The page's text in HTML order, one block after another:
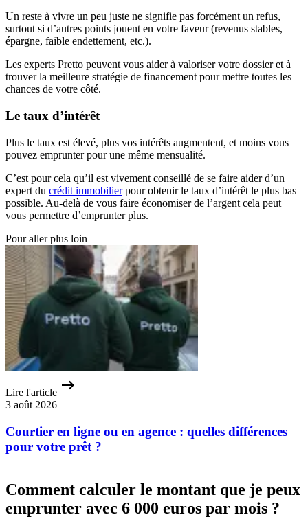
Un reste à vivre un peu juste ne signifie pas forcément un refus,
surtout si d’autres points jouent en votre faveur (revenus stables,
épargne, faible endettement, etc.).
Les experts Pretto peuvent vous aider à valoriser votre dossier et à
trouver la meilleure stratégie de financement pour mettre toutes les
chances de votre côté.
Le taux d’intérêt
Plus le taux est élevé, plus vos intérêts augmentent, et moins vous
pouvez emprunter pour une même mensualité.
C’est pour cela qu’il est vivement conseillé de se faire aider d’un
expert du crédit immobilierpour obtenir le taux d’intérêt le plus bas
possible. Au-delà de vous faire économiser de l’argent cela peut
vous permettre d’emprunter plus.
Pour aller plus loin
Lire l'article
3 août 2026
Courtier en ligne ou en agence : quelles différences
pour votre prêt ?
Comment calculer le montant que je peux
emprunter avec 6 000 euros par mois ?